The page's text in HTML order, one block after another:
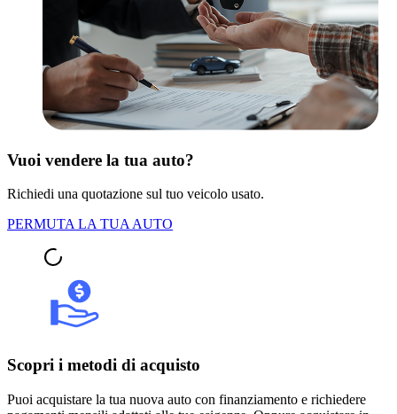
Vuoi vendere la tua auto?
Richiedi una quotazione sul tuo veicolo usato.
PERMUTA LA TUA AUTO
Scopri i metodi di acquisto
Puoi acquistare la tua nuova auto con finanziamento e richiedere